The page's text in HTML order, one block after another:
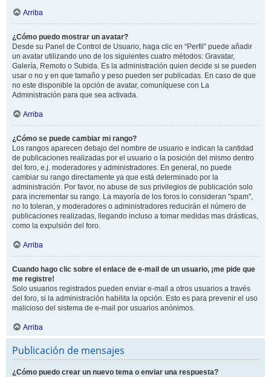
Arriba
¿Cómo puedo mostrar un avatar?
Desde su Panel de Control de Usuario, haga clic en “Perfil” puede añadir
un avatar utilizando uno de los siguientes cuatro métodos: Gravatar,
Galería, Remoto o Subida. Es la administración quien decide si se pueden
usar o no y en que tamaño y peso pueden ser publicadas. En caso de que
no este disponible la opción de avatar, comuníquese con La
Administración para que sea activada.
Arriba
¿Cómo se puede cambiar mi rango?
Los rangos aparecen debajo del nombre de usuario e indican la cantidad
de publicaciones realizadas por el usuario o la posición del mismo dentro
del foro, e.j. moderadores y administradores. En general, no puede
cambiar su rango directamente ya que está determinado por la
administración. Por favor, no abuse de sus privilegios de publicación solo
para incrementar su rango. La mayoría de los foros lo consideran "spam",
no lo toleran, y moderadores o administradores reducirán el número de
publicaciones realizadas, llegando incluso a tomar medidas mas drásticas,
como la expulsión del foro.
Arriba
Cuando hago clic sobre el enlace de e-mail de un usuario, ¡me pide que
me registre!
Solo usuarios registrados pueden enviar e-mail a otros usuarios a través
del foro, si la administración habilita la opción. Esto es para prevenir el uso
malicioso del sistema de e-mail por usuarios anónimos.
Arriba
Publicación de mensajes
¿Cómo puedo crear un nuevo tema o enviar una respuesta?